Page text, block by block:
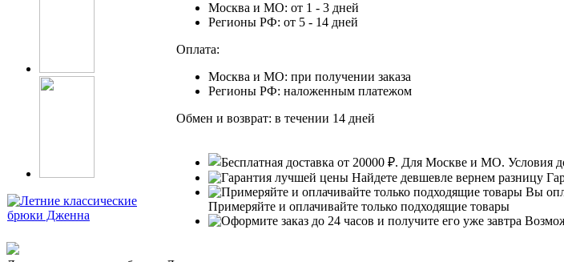
Москва и МО: от 1 - 3 дней
Регионы РФ: от 5 - 14 дней
Оплата:
Москва и МО: при получении заказа
Регионы РФ: наложенным платежом
Обмен и возврат: в течении 14 дней
Для Москве и МО. Условия
Найдете девшевле вернем разницу
Вы
Примеряйте и оплачивайте только подходящие товары